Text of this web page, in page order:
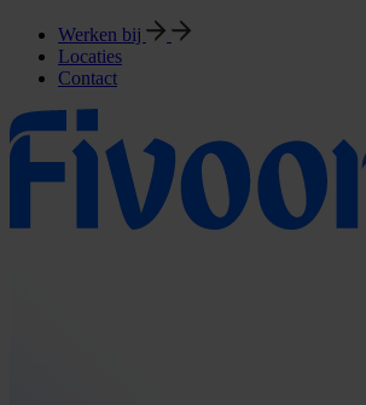
Werken bij
Locaties
Contact